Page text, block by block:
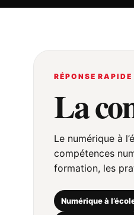
RÉPONSE RAPIDE
La
Le numérique à
compétences
formation, les
Numérique à